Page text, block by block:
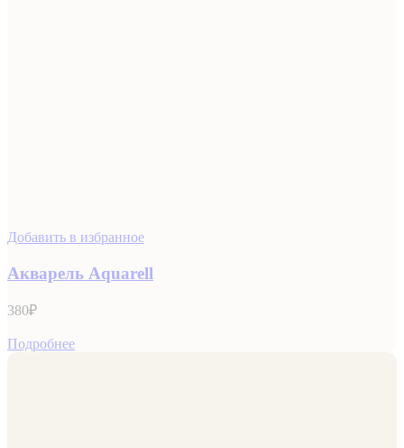
Добавить в избранное
Акварель Aquarell
380₽
Подробнее